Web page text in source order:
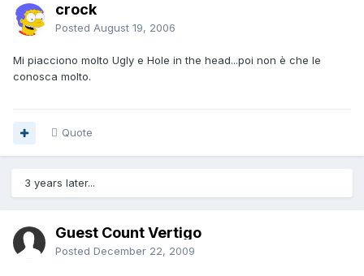
crock
Posted August 19, 2006
Mi piacciono molto Ugly e Hole in the head...poi non è che le
conosca molto.
Quote
3 years later...
Guest Count Vertigo
Posted December 22, 2009